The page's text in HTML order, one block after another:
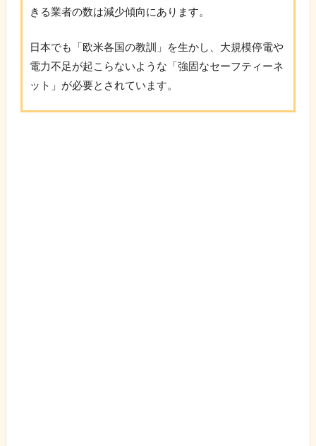
きる業者の数は減少傾向にあります。
日本でも「欧米各国の教訓」を生かし、大規模停電や
電力不足が起こらないような「強固なセーフティーネ
ット」が必要とされています。